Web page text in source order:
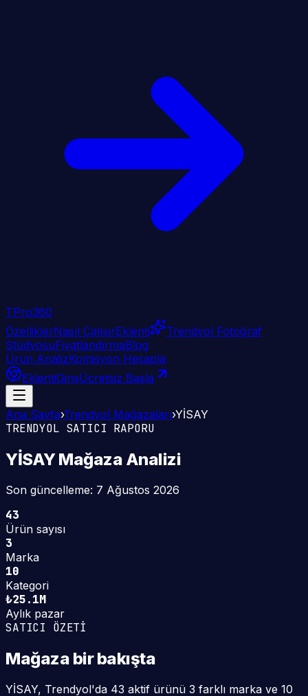
TPro360
ÖzelliklerNasıl ÇalışırEklenti
Trendyol Fotoğraf
StüdyosuFiyatlandırmaBlog
Ürün AnalizKomisyon Hesapla
EklentiGirişÜcretsiz Başla
Ana Sayfa›Trendyol Mağazaları›YİSAY
TRENDYOL SATICI RAPORU
YİSAYMağaza Analizi
Son güncelleme: 7 Ağustos 2026
43
Ürün sayısı
3
Marka
10
Kategori
₺25.1M
Aylık pazar
SATICI ÖZETİ
Mağaza bir bakışta
YİSAY, Trendyol'da 43 aktif ürünü 3 farklı marka ve 10